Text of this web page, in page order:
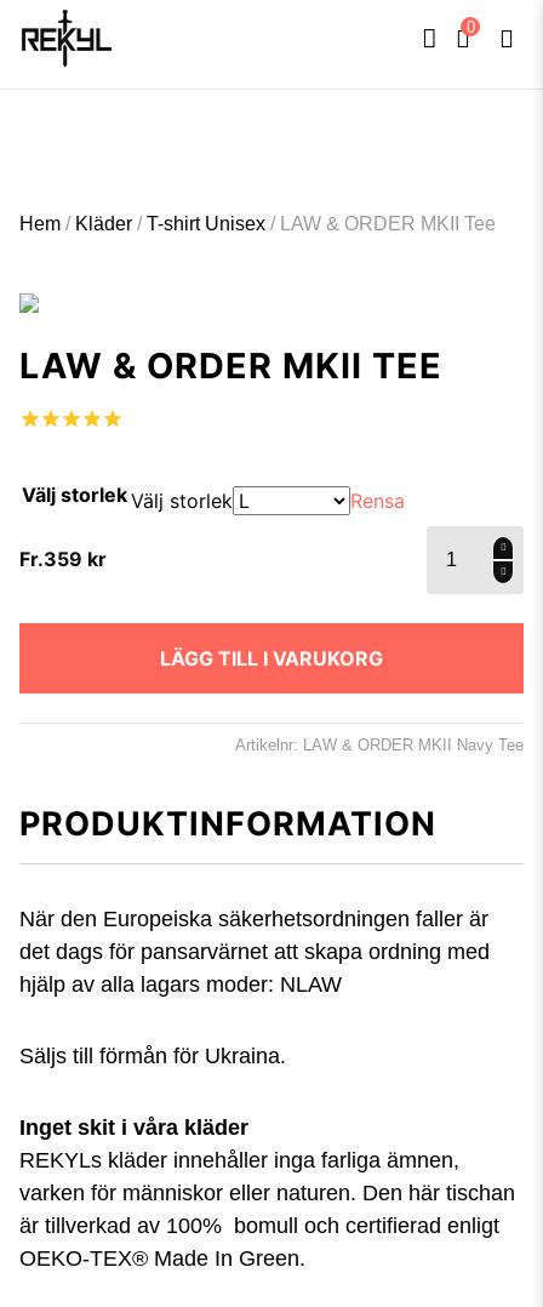
FULLT TRYCK I LEDNINGAR- MEDFÖR LÄNGRE LEVERANSTID - FRI FRAKT
0
Hem / Kläder / T-shirt Unisex /LAW & ORDER MKII Tee
LAW & ORDER MKII TEE
Välj storlekVälj storlek Rensa
Fr.359 kr
ORDER
mängd
LÄGG TILL I VARUKORG
Artikelnr: LAW & ORDER MKII Navy Tee
PRODUKTINFORMATION
När den Europeiska säkerhetsordningen faller är
det dags för pansarvärnet att skapa ordning med
hjälp av alla lagars moder: NLAW
Säljs till förmån för Ukraina.
Inget skit i våra kläder
REKYLs kläder innehåller inga farliga ämnen,
varken för människor eller naturen. Den här tischan
är tillverkad av 100% bomull och certifierad enligt
OEKO-TEX® Made In Green.